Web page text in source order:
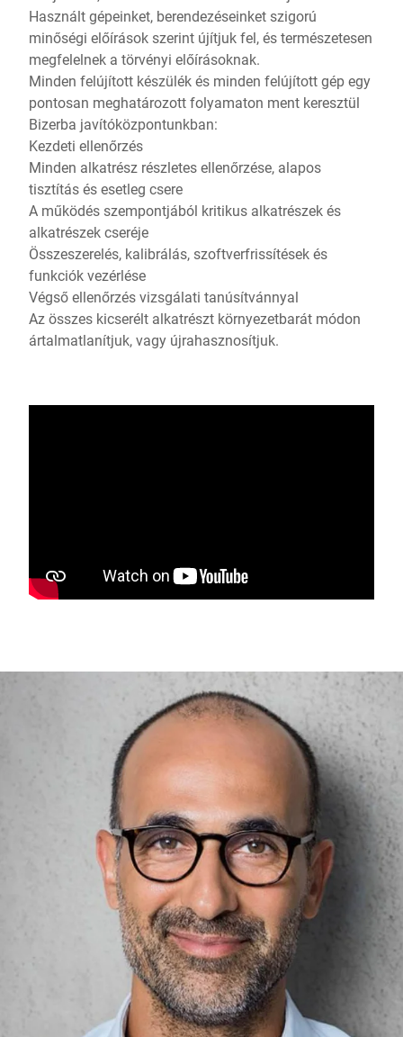
Használt gépeinket, berendezéseinket szigorú
minőségi előírások szerint újítjuk fel, és természetesen
megfelelnek a törvényi előírásoknak.
Minden felújított készülék és minden felújított gép egy
pontosan meghatározott folyamaton ment keresztül
Bizerba javítóközpontunkban:
Kezdeti ellenőrzés
Minden alkatrész részletes ellenőrzése, alapos
tisztítás és esetleg csere
A működés szempontjából kritikus alkatrészek és
alkatrészek cseréje
Összeszerelés, kalibrálás, szoftverfrissítések és
funkciók vezérlése
Végső ellenőrzés vizsgálati tanúsítvánnyal
Az összes kicserélt alkatrészt környezetbarát módon
ártalmatlanítjuk, vagy újrahasznosítjuk.